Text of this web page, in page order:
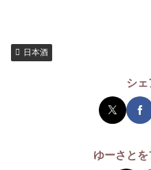
日本酒
シェ
ゆーさと